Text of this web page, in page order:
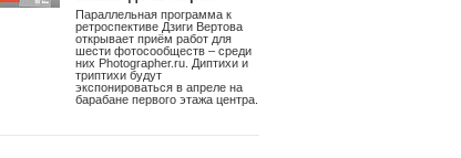
Параллельная программа к
ретроспективе Дзиги Вертова
открывает приём работ для
шести фотосообществ – среди
них Photographer.ru. Диптихи и
триптихи будут
экспонироваться в апреле на
барабане первого этажа центра.